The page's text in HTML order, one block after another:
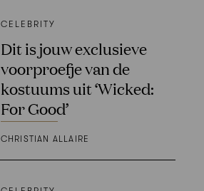
CELEBRITY
Dit is jouw exclusieve
voorproefje van de
kostuums uit ‘Wicked:
For Good’
CHRISTIAN ALLAIRE